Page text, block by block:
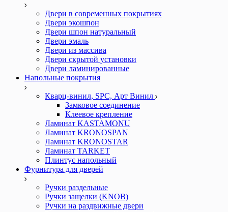
Двери в современных покрытиях
Двери экошпон
Двери шпон натуральный
Двери эмаль
Двери из массива
Двери скрытой установки
Двери ламинированные
Напольные покрытия
Кварц-винил, SPC, Арт Винил
Замковое соединение
Клеевое крепление
Ламинат KASTAMONU
Ламинат KRONOSPAN
Ламинат KRONOSTAR
Ламинат TARKET
Плинтус напольный
Фурнитура для дверей
Ручки раздельные
Ручки защелки (KNOB)
Ручки на раздвижные двери